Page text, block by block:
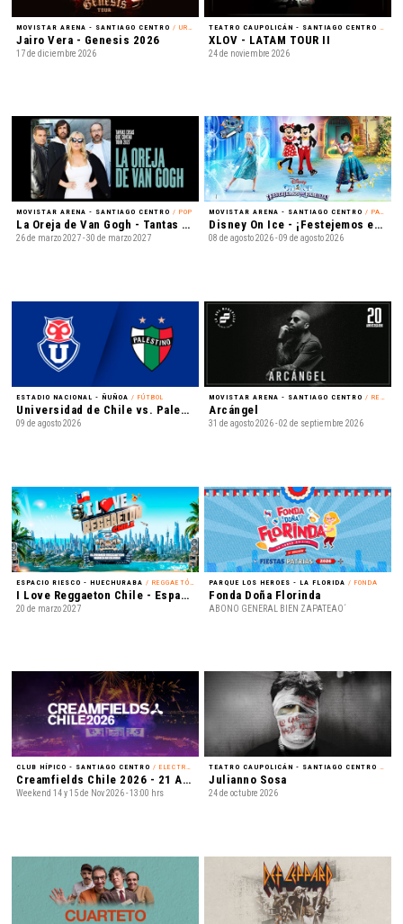
MOVISTAR ARENA - SANTIAGO CENTRO / URBANO
Jairo Vera - Genesis 2026
17 de diciembre 2026
TEATRO CAUPOLICÁN - SANTIAGO CENTRO
XLOV - LATAM TOUR II
24 de noviembre 2026
MOVISTAR ARENA - SANTIAGO CENTRO / POP
La Oreja de Van Gogh - Tantas cosas que contar Tour 2027
26 de marzo 2027 - 30 de marzo 2027
MOVISTAR ARENA - SANTIAGO CENTRO / PATINAJE EN HIELO
Disney On Ice - ¡Festejemos en Familia!
08 de agosto 2026 - 09 de agosto 2026
ESTADIO NACIONAL - ÑUÑOA / FÚTBOL
Universidad de Chile vs. Palestino - Liga de Primera Mercado Libre - Fecha 18
09 de agosto 2026
MOVISTAR ARENA - SANTIAGO CENTRO / REGGAETÓN
Arcángel
31 de agosto 2026 - 02 de septiembre 2026
ESPACIO RIESCO - HUECHURABA / REGGAETÓN
I Love Reggaeton Chile - Espacio Riesco 2027
20 de marzo 2027
PARQUE LOS HEROES - LA FLORIDA / FONDA
Fonda Doña Florinda
ABONO GENERAL BIEN ZAPATEAO´
CLUB HÍPICO - SANTIAGO CENTRO / ELECTRÓNICA
Creamfields Chile 2026 - 21 Años
Weekend 14 y 15 de Nov 2026 - 13:00 hrs
TEATRO CAUPOLICÁN - SANTIAGO CENTRO
Julianno Sosa
24 de octubre 2026